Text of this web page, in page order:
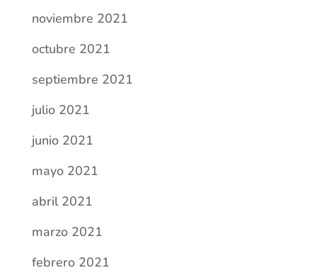
junio 2021
mayo 2021
abril 2021
marzo 2021
febrero 2021
enero 2021
diciembre 2020
noviembre 2020
septiembre 2020